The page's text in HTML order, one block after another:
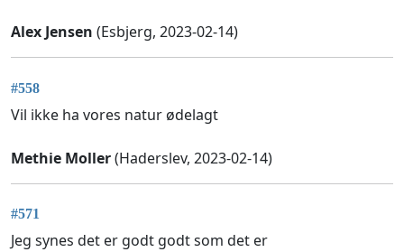
Alex Jensen (Esbjerg, 2023-02-14)
#558
Vil ikke ha vores natur ødelagt
Methie Moller(Haderslev, 2023-02-14)
#571
Jeg synes det er godt godt som det er